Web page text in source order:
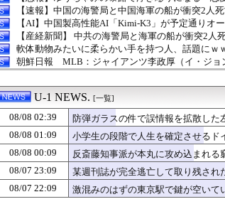
【速報】中国の海警局と中国海軍の船が衝突2人
【AI】中国製高性能AI「Kimi-K3」が予定通りオ
【産経新聞】 中共の海警局と海軍の船が衝突2
軟体動物みたいに柔らかい手を持つ人、話題にｗ
朝鮮日報 MLB：ジャイアンツ李政厚（イ・ジョ
防弾ガラスの件で誤情報を拡散した左派、間違い
川底に沈んでいたマンモスやナチス軍艦など露出
【悲報】熊本市、ガチでやらかしてしまう・・・
【ニュース】日本共産党の街宣車、ほんと碌でも
【京都】「グレーな案件やるか」少年の闇バイ
千葉市 「インコを見せてあげる」女児を公園内
【平和宣言を非難】ロシア外務省報道官「広島市
安倍難去ってサナエ禍蔓延・・・なぜ日本人は妙
【ガチ】キャスターの大越健介、高市首相に『爆
U-1 NEWS. [一覧]
08/08 02:39
防弾ガラスの件で誤情報を拡散し
08/08 01:09
小学生の段階で人生を確定させる
08/08 00:09
反斎藤知事派が本丸に攻め込まれ
08/07 23:09
某週刊誌が完全逃亡して取り残さ
呆れる人が続出
08/07 22:09 激混みのはずの東京駅で鍵が空い